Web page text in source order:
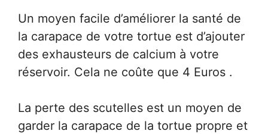
Un moyen facile d’améliorer la santé de
la carapace de votre tortue est d’ajouter
des exhausteurs de calcium à votre
réservoir. Cela ne coûte que 4 Euros .
La perte des scutelles est un moyen de
garder la carapace de la tortue propre et